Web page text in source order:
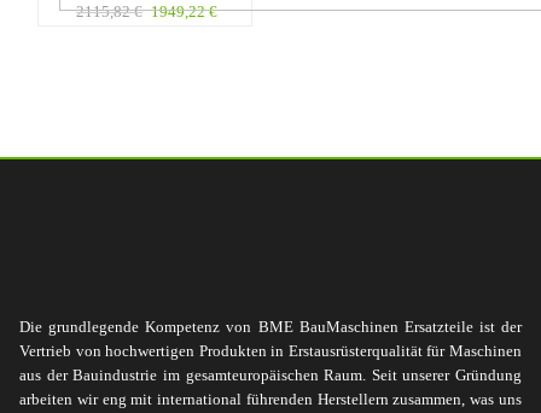
2115,82€ 1949,22€
Die grundlegende Kompetenz von BME BauMaschinen Ersatzteile ist der
Vertrieb von hochwertigen Produkten in Erstausrüsterqualität für Maschinen
aus der Bauindustrie im gesamteuropäischen Raum. Seit unserer Gründung
arbeiten wir eng mit international führenden Herstellern zusammen, was uns